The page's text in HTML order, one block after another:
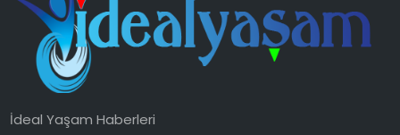
İdeal Yaşam Haberleri